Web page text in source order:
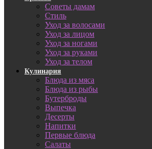
Советы дамам
Стиль
Уход за волосами
Уход за лицом
Уход за ногами
Уход за руками
Уход за телом
Кулинария
Блюда из мяса
Блюда из рыбы
Бутерброды
Выпечка
Десерты
Напитки
Первые блюда
Салаты